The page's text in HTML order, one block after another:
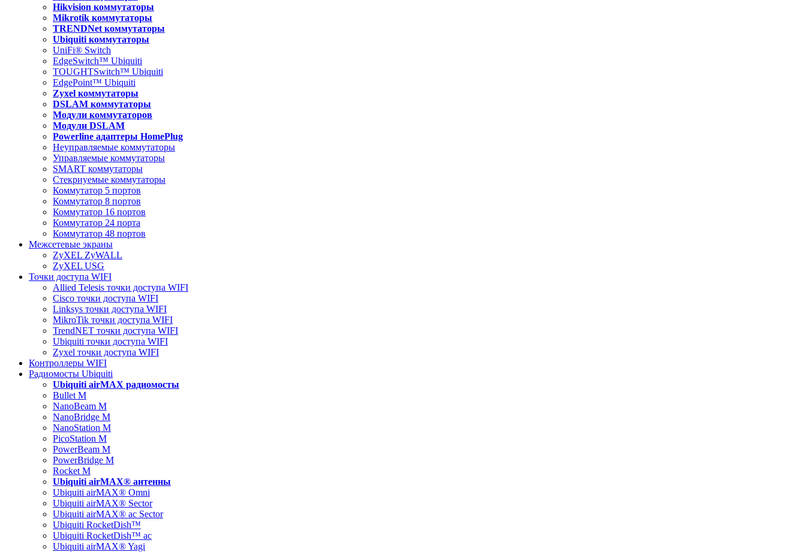
Hikvision коммутаторы
Mikrotik коммутаторы
TRENDNet коммутаторы
Ubiquiti коммутаторы
UniFi® Switch
EdgeSwitch™ Ubiquiti
TOUGHTSwitch™ Ubiquiti
EdgePoint™ Ubiquiti
Zyxel коммутаторы
DSLAM коммутаторы
Модули коммутаторов
Модули DSLAM
Powerline адаптеры HomePlug
Неуправляемые коммутаторы
Управляемые коммутаторы
SMART коммутаторы
Стекриуемые коммутаторы
Коммутатор 5 портов
Коммутатор 8 портов
Коммутатор 16 портов
Коммутатор 24 порта
Коммутатор 48 портов
Межсетевые экраны
ZyXEL ZyWALL
ZyXEL USG
Точки доступа WIFI
Allied Telesis точки доступа WIFI
Cisco точки доступа WIFI
Linksys точки доступа WIFI
MikroTik точки доступа WIFI
TrendNET точки доступа WIFI
Ubiquiti точки доступа WIFI
Zyxel точки доступа WIFI
Контроллеры WIFI
Радиомосты Ubiquiti
Ubiquiti airMAX радиомосты
Bullet M
NanoBeam M
NanoBridge M
NanoStation M
PicoStation M
PowerBeam M
PowerBridge M
Rocket M
Ubiquiti airMAX® антенны
Ubiquiti airMAX® Omni
Ubiquiti airMAX® Sector
Ubiquiti airMAX® ac Sector
Ubiquiti RocketDish™
Ubiquiti RocketDish™ ac
Ubiquiti airMAX® Yagi